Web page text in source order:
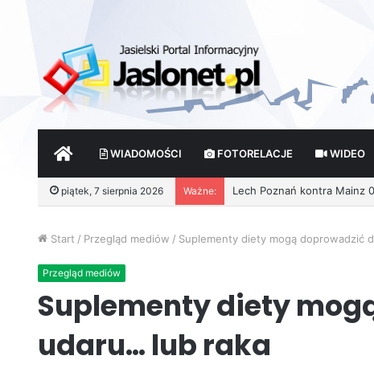
START WIADOMOŚCI FOTORELACJE WIDEO
piątek, 7 sierpnia 2026 Ważne:
Start / Przegląd mediów / Suplementy diety mogą doprowadzić
Przegląd mediów
Suplementy diety
udaru… lub raka